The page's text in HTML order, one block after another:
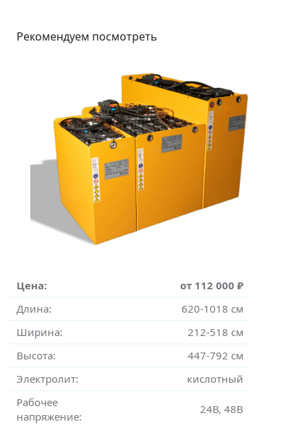
Рекомендуем посмотреть
Цена:
от 112 000 ₽
Длина:
620-1018 см
Ширина:
212-518 см
Высота:
447-792 см
Электролит:
кислотный
Рабочее
напряжение:
24В, 48В